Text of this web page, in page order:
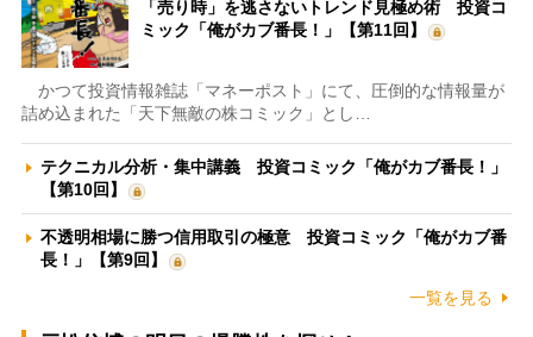
「売り時」を逃さないトレンド見極め術 投資コ
ミック「俺がカブ番長！」【第11回】
かつて投資情報雑誌「マネーポスト」にて、圧倒的な情報量が
詰め込まれた「天下無敵の株コミック」とし…
テクニカル分析・集中講義 投資コミック「俺がカブ番長！」
【第10回】
不透明相場に勝つ信用取引の極意 投資コミック「俺がカブ番
長！」【第9回】
一覧を見る